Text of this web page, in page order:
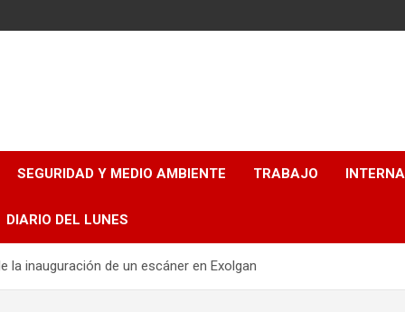
SEGURIDAD Y MEDIO AMBIENTE TRABAJO
DIARIO DEL LUNES
la inauguración de un escáner en Exolgan